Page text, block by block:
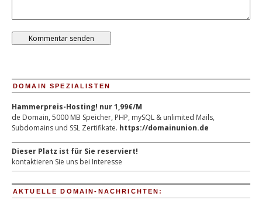
DOMAIN SPEZIALISTEN
Hammerpreis-Hosting! nur 1,99€/M
de Domain, 5000 MB Speicher, PHP, mySQL & unlimited Mails,
Subdomains und SSL Zertifikate. https://domainunion.de
Dieser Platz ist für Sie reserviert!
kontaktieren Sie uns bei Interesse
AKTUELLE DOMAIN-NACHRICHTEN: